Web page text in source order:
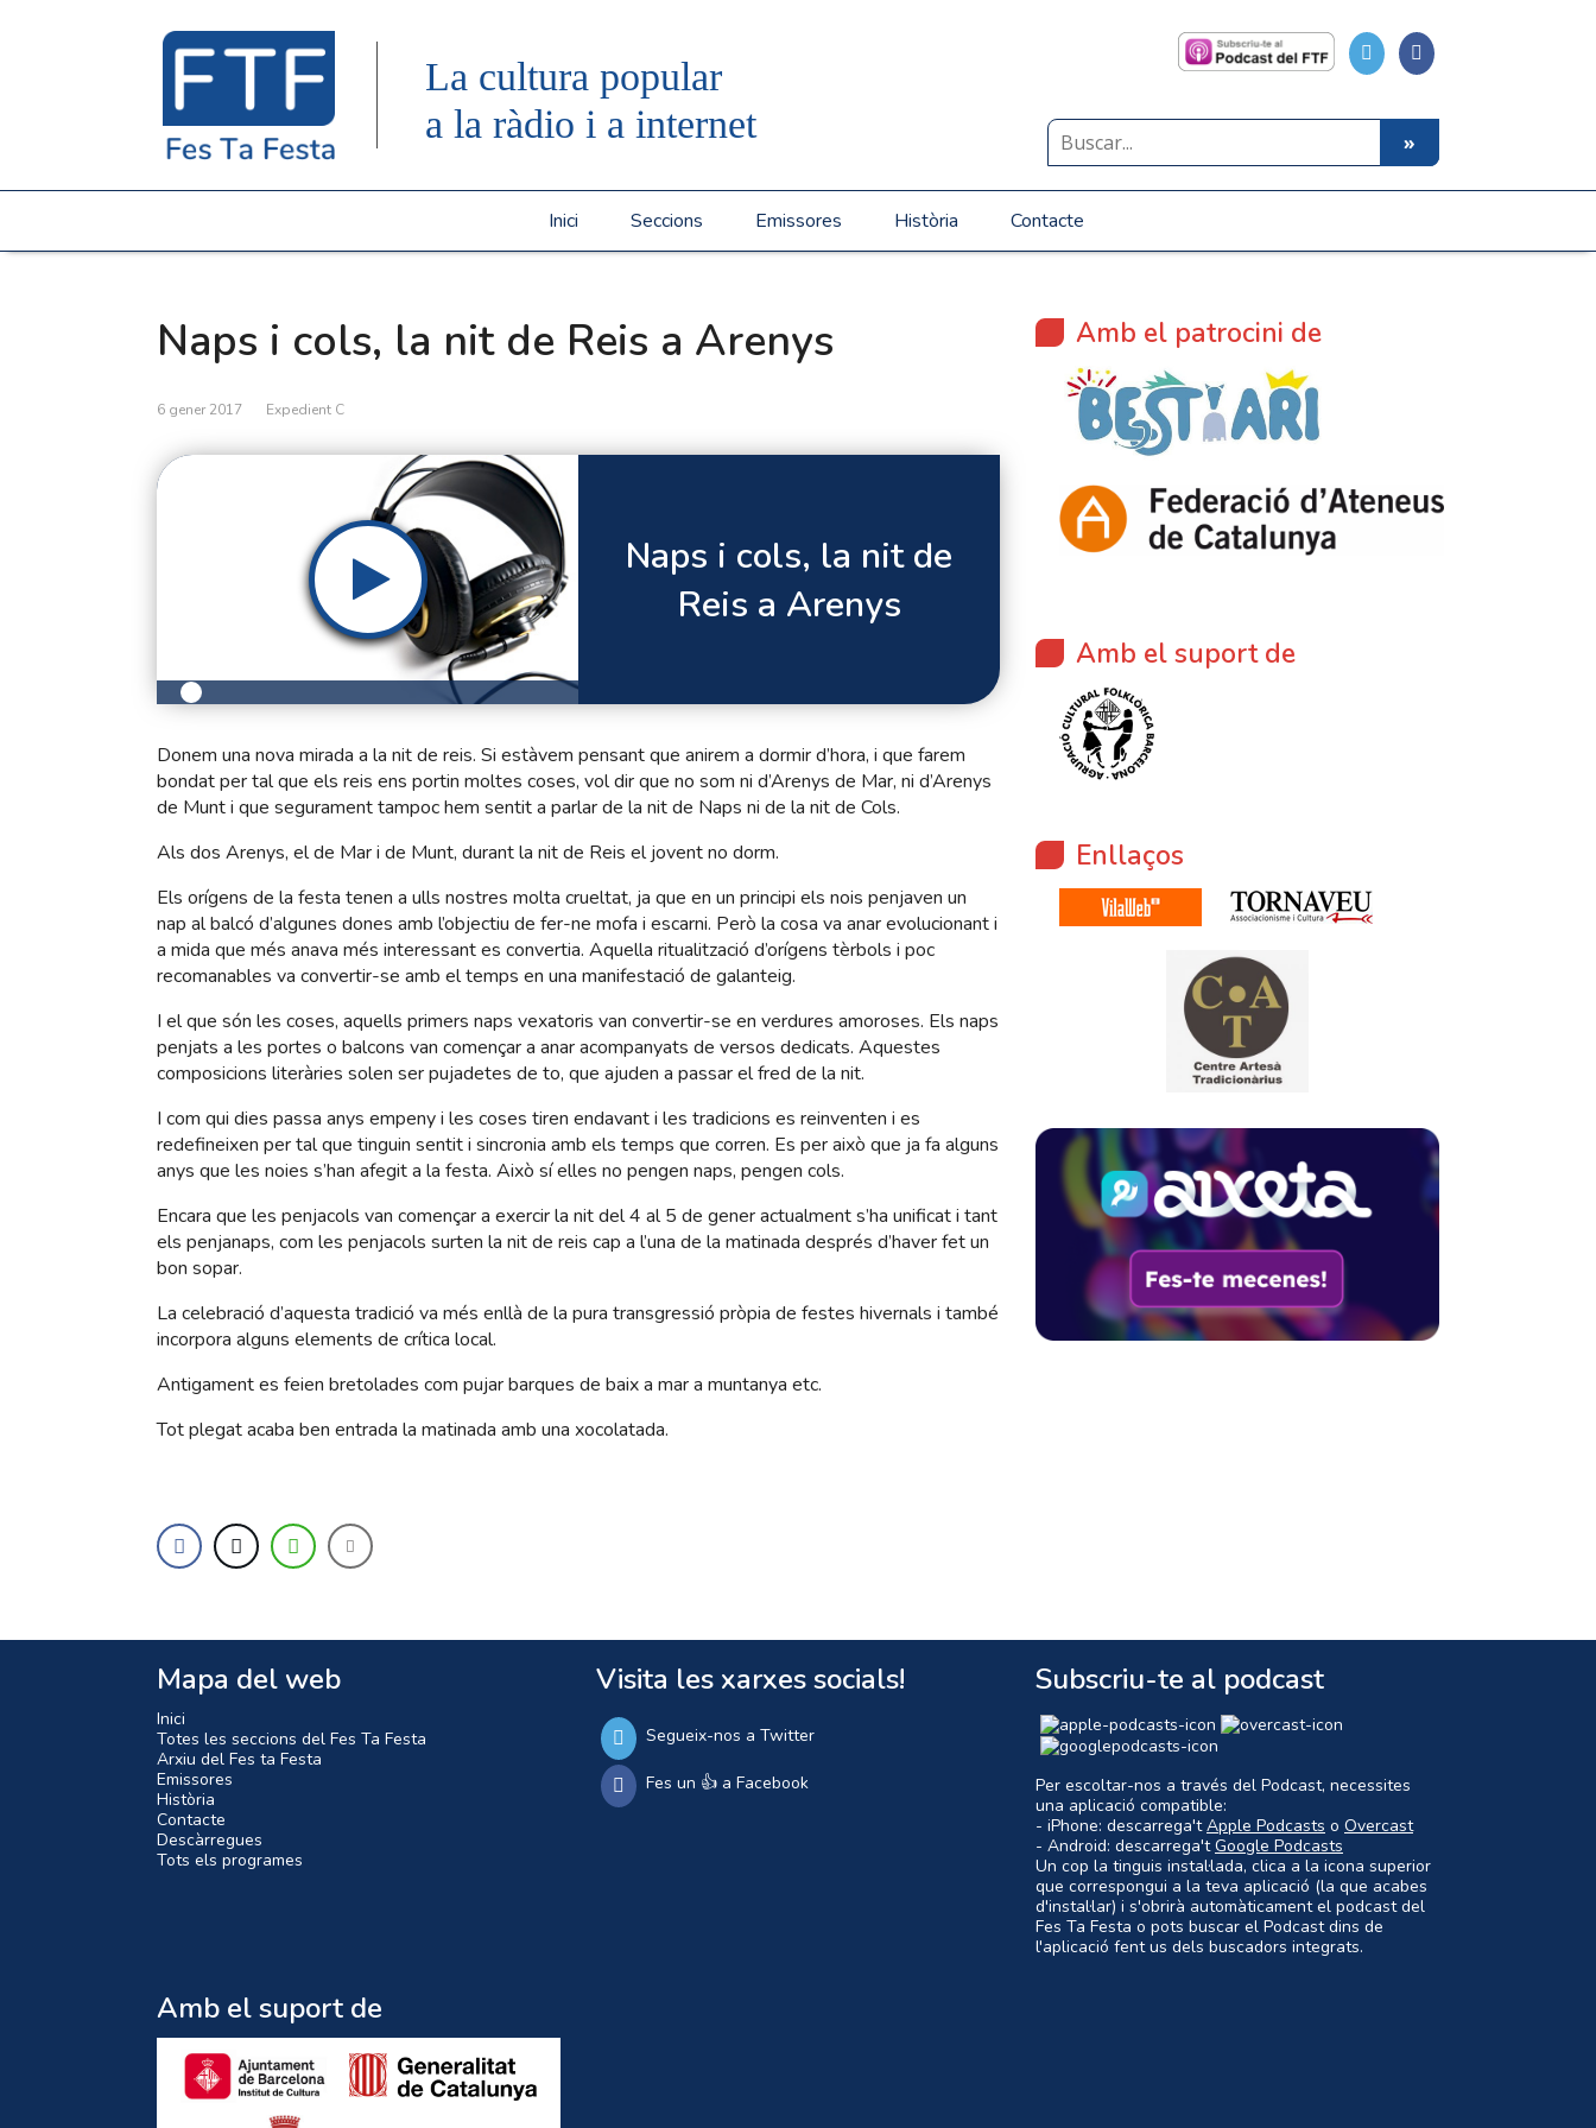
La cultura popular
a la ràdio i a internet
Inici Seccions Emissores Història Contacte
Naps i cols, la nit de Reis a Arenys
6 gener 2017 Expedient C
Naps i cols, la nit de
Reis a Arenys
Donem una nova mirada a la nit de reis. Si estàvem pensant que anirem a dormir d’hora, i que farem
bondat per tal que els reis ens portin moltes coses, vol dir que no som ni d’Arenys de Mar, ni d’Arenys
de Munt i que segurament tampoc hem sentit a parlar de la nit de Naps ni de la nit de Cols.
Als dos Arenys, el de Mar i de Munt, durant la nit de Reis el jovent no dorm.
Els orígens de la festa tenen a ulls nostres molta crueltat, ja que en un principi els nois penjaven un
nap al balcó d’algunes dones amb l’objectiu de fer-ne mofa i escarni. Però la cosa va anar evolucionant i
a mida que més anava més interessant es convertia. Aquella ritualització d’orígens tèrbols i poc
recomanables va convertir-se amb el temps en una manifestació de galanteig.
I el que són les coses, aquells primers naps vexatoris van convertir-se en verdures amoroses. Els naps
penjats a les portes o balcons van començar a anar acompanyats de versos dedicats. Aquestes
composicions literàries solen ser pujadetes de to, que ajuden a passar el fred de la nit.
I com qui dies passa anys empeny i les coses tiren endavant i les tradicions es reinventen i es
redefineixen per tal que tinguin sentit i sincronia amb els temps que corren. Es per això que ja fa alguns
anys que les noies s’han afegit a la festa. Això sí elles no pengen naps, pengen cols.
Encara que les penjacols van començar a exercir la nit del 4 al 5 de gener actualment s’ha unificat i tant
els penjanaps, com les penjacols surten la nit de reis cap a l’una de la matinada després d’haver fet un
bon sopar.
La celebració d’aquesta tradició va més enllà de la pura transgressió pròpia de festes hivernals i també
incorpora alguns elements de crítica local.
Antigament es feien bretolades com pujar barques de baix a mar a muntanya etc.
Tot plegat acaba ben entrada la matinada amb una xocolatada.
Amb el patrocini de
Amb el suport de
Enllaços
Mapa del web
Inici
Totes les seccions del Fes Ta Festa
Arxiu del Fes ta Festa
Emissores
Història
Contacte
Descàrregues
Tots els programes
Visita les xarxes socials!
Segueix-nos a Twitter
Fes un 👍 a Facebook
Subscriu-te al podcast
Per escoltar-nos a través del Podcast, necessites
una aplicació compatible:
- iPhone: descarrega'tApple Podcasts o Overcast
- Android: descarrega'tGoogle Podcasts
Un cop la tinguis instal·lada, clica a la icona superior
que correspongui a la teva aplicació (la que acabes
d'instal·lar) i s'obrirà automàticament el podcast del
Fes Ta Festa o pots buscar el Podcast dins de
l'aplicació fent us dels buscadors integrats.
Amb el suport de